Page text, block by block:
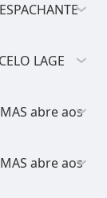
LAGE
abre aos
abre aos